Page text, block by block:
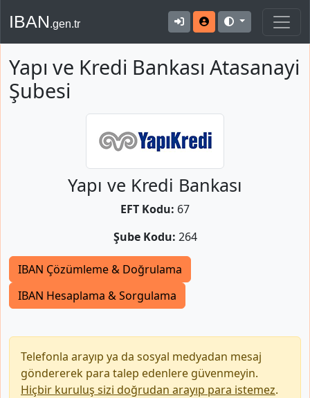
IBAN.gen.tr
Yapı ve Kredi Bankası Atasanayi
Şubesi
Yapı ve Kredi Bankası
EFT Kodu: 67
Şube Kodu: 264
IBAN Çözümleme & Doğrulama
IBAN Hesaplama & Sorgulama
Telefonla arayıp ya da sosyal medyadan mesaj
göndererek para talep edenlere güvenmeyin.
Hiçbir kuruluş sizi doğrudan arayıp para istemez.